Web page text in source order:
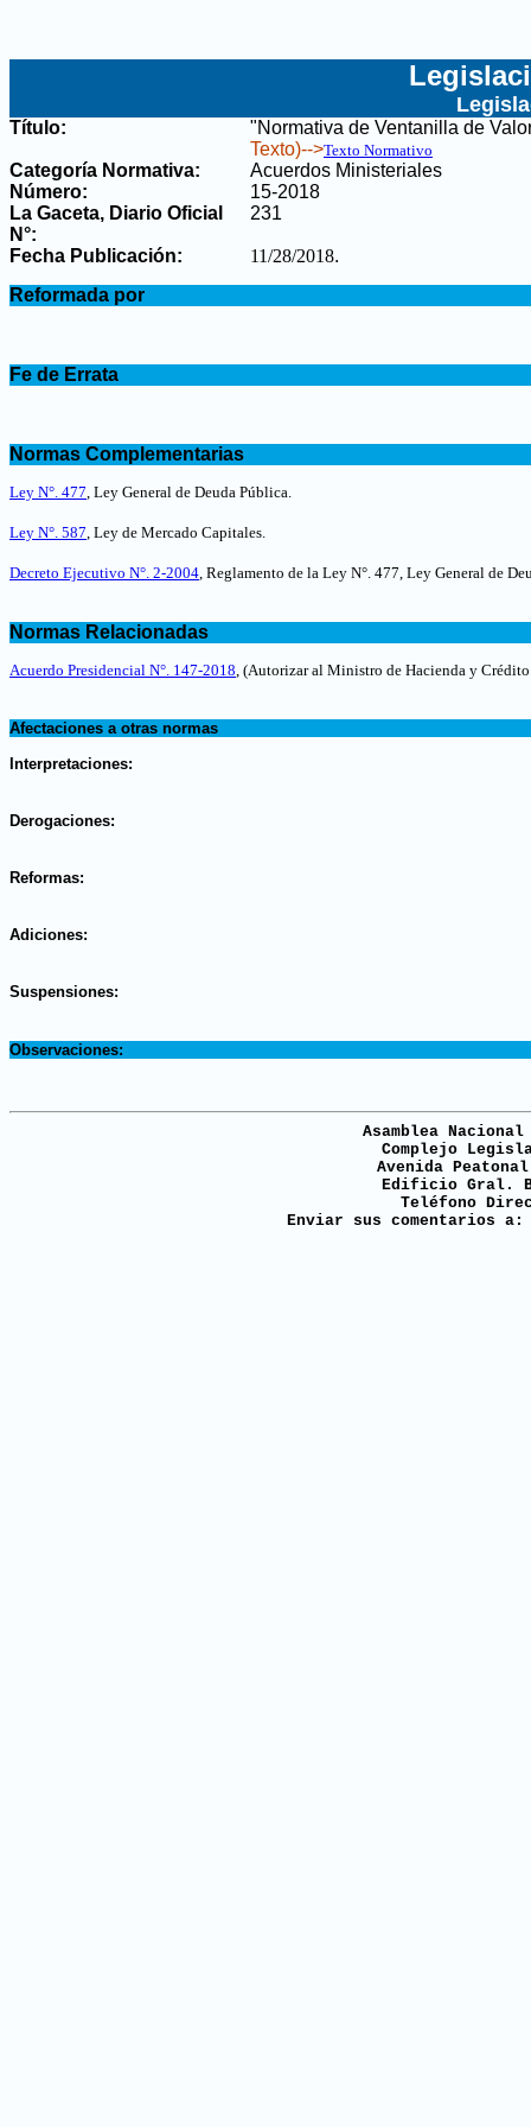
Título:
"Normativa de Ventanilla de
Texto)-->Texto Normativo
Categoría Normativa:
Acuerdos Ministeriales
Número:
15-2018
La Gaceta, Diario Oficial
N°:
231
Fecha Publicación: 11/28/2018.
Reformada por
Fe de Errata
Normas Complementarias
Ley N°. 477, Ley General de Deuda Pública.
Ley N°. 587, Ley de Mercado Capitales.
Decreto Ejecutivo N°. 2-2004, Reglamento de la Ley N°. 477, Ley General de
Normas Relacionadas
Acuerdo Presidencial N°. 147-2018, (Autorizar al Ministro de Hacienda y
Afectaciones a otras normas
Interpretaciones:
Derogaciones:
Reformas:
Adiciones:
Suspensiones:
Observaciones:
Asamblea
Complejo
Avenida
Edificio Gral.
Teléfono
Enviar sus comentarios